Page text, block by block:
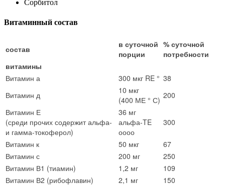
Сорбитол
Витаминный состав
состав
в суточной
порции
% суточной
потребности
витамины
Витамин а
300 мкг RE ° 38
Витамин д
10 мкг
(400 МЕ ° С) 200
Витамин Е
(среди прочих содержит альфа-
и гамма-токоферол)
36 мг
альфа-TE
оооо
300
Витамин к 50 мкг
67
Витамин с
200 мг
250
Витамин В1 (тиамин)
1,2 мг
109
Витамин В2 (рибофлавин)
2,1 мг
150